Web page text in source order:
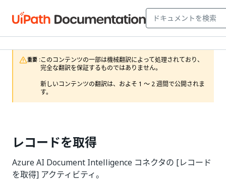
重要 :このコンテンツの一部は機械翻訳によって処理されており、
完全な翻訳を保証するものではありません。
新しいコンテンツの翻訳は、およそ 1 ～ 2 週間で公開されま
す。
レコードを取得
Azure AI Document Intelligence コネクタの [レコード
を取得] アクティビティ。